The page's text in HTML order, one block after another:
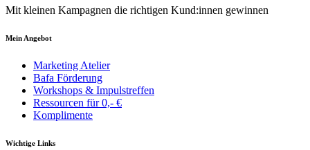
Mit kleinen Kampagnen die richtigen Kund:innen gewinnen
Mein Angebot
Marketing Atelier
Bafa Förderung
Workshops & Impulstreffen
Ressourcen für 0,- €
Komplimente
Wichtige Links